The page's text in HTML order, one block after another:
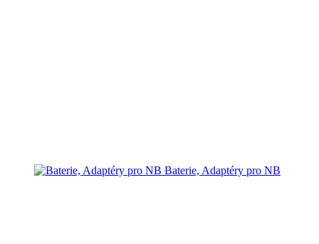
Baterie, Adaptéry pro NB